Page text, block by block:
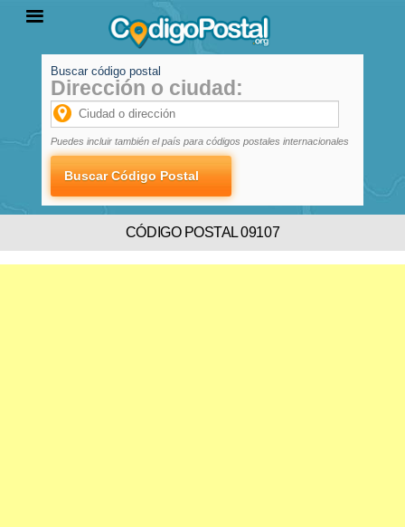
PROVINCIAS
LOCALIDADES
Buscar código postal
Dirección o ciudad:
Puedes incluir también el país para códigos postales internacionales
CÓDIGO POSTAL 09107